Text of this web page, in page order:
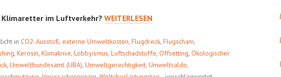
Klimaretter im Luftverkehr? SCHEINLÖSUNG
WEITERLESEN
in CO2-Ausstoß externe Umweltkosten Flugdreck Flugscham
Kerosin Klimakrise Lobbyismus Luftschadstoffe Offsetting Ökologischer
Umweltbundesamt (UBA) Umweltgerechtigkeit Umweltsaldo